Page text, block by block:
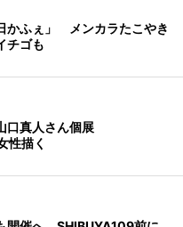
かふぇ」 メンカラたこやき
チゴも
口真人さん個展
性描く